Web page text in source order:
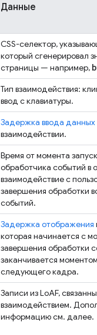
Данные
CSS-селектор,
который сгенерировал
страницы — например,
Тип взаимодействия:
ввод с клавиатуры.
Задержка ввода данных
взаимодействии.
Время от момента
обработчика событий в
взаимодействие с
завершения обработки
событий.
Задержка отображения
которая начинается с
завершения обработки
заканчивается
следующего кадра.
Записи из LoAF,
взаимодействием.
информацию см. далее.